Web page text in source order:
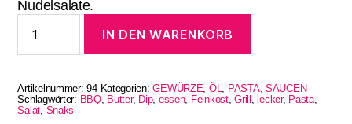
Nudelsalate.
Blend
IN DEN WARENKORB
Artikelnummer:94 Kategorien:GEWÜRZE ÖL PASTA, SAUCEN
Schlagwörter: BBQ, Butter, Dip, essen, Feinkost,Grill lecker, Pasta,
Salat Snaks